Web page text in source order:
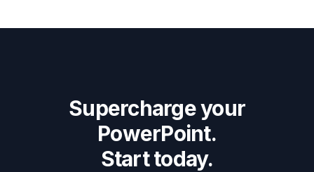
Supercharge your
PowerPoint.
Start today.